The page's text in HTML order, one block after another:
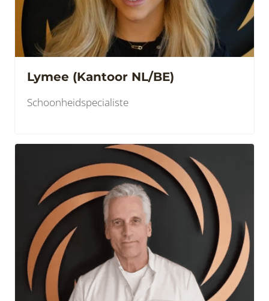
Lymee (Kantoor NL/BE)
Schoonheidspecialiste